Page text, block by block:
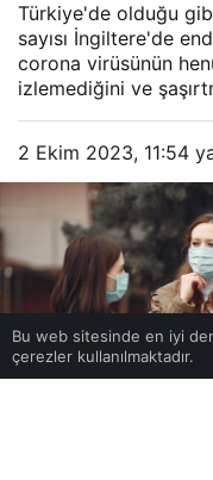
Türkiye'de olduğu
sayısı İngiltere'de
corona virüsünün
izlemediğini ve
2 Ekim 2023, 11:54
Bu web sitesinde en iyi
çerezler kullanılmaktadır.